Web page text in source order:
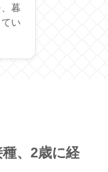
暮
い
、2歳に経